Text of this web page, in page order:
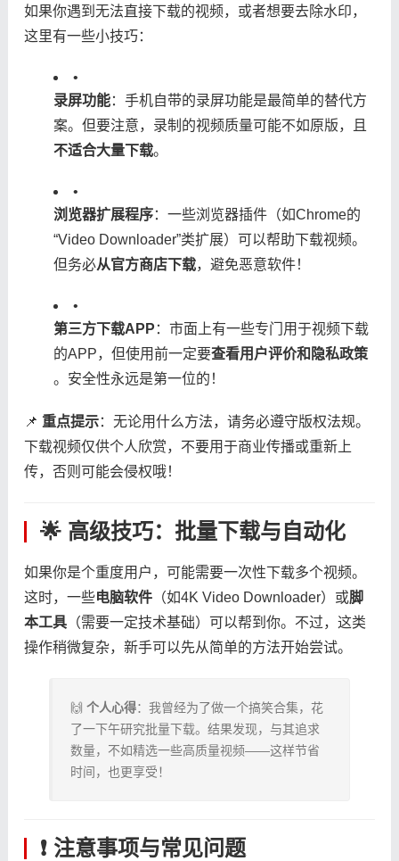
如果你遇到无法直接下载的视频，或者想要去除水印，
这里有一些小技巧：
•
​录屏功能​​：手机自带的录屏功能是最简单的替代方
案。但要注意，录制的视频质量可能不如原版，且​
不适合大量下载​​。
•
​浏览器扩展程序​​：一些浏览器插件（如Chrome的
“Video Downloader”类扩展）可以帮助下载视频。
但务必​​从官方商店下载​​，避免恶意软件！
•
​第三方下载APP​ ​：市面上有一些专门用于视频下载
的APP，但使用前一定要​​查看用户评价和隐私政策​​
。安全性永远是第一位的！
📌 ​ ​重点提示​​：无论用什么方法，请务必遵守版权法规。
下载视频仅供个人欣赏，不要用于商业传播或重新上
传，否则可能会侵权哦！
🌟 高级技巧：批量下载与自动化
如果你是个重度用户，可能需要一次性下载多个视频。
这时，一些​​电脑软件​​（如4K Video Downloader）或​​脚
本工具​​（需要一定技术基础）可以帮到你。不过，这类
操作稍微复杂，新手可以先从简单的方法开始尝试。
🙌 ​ ​个人心得​​：我曾经为了做一个搞笑合集，花
了一下午研究批量下载。结果发现，与其追求
数量，不如精选一些高质量视频——这样节省
时间，也更享受！
❗ 注意事项与常见问题